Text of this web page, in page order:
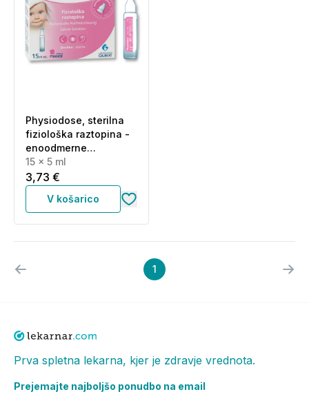
Physiodose, sterilna
fiziološka raztopina -
enoodmerne
plastenke (15 x 5 ml)
15 x 5 ml
3,73 €
V košarico
1
Prva spletna lekarna, kjer je zdravje vrednota.
Prejemajte najboljšo ponudbo na email